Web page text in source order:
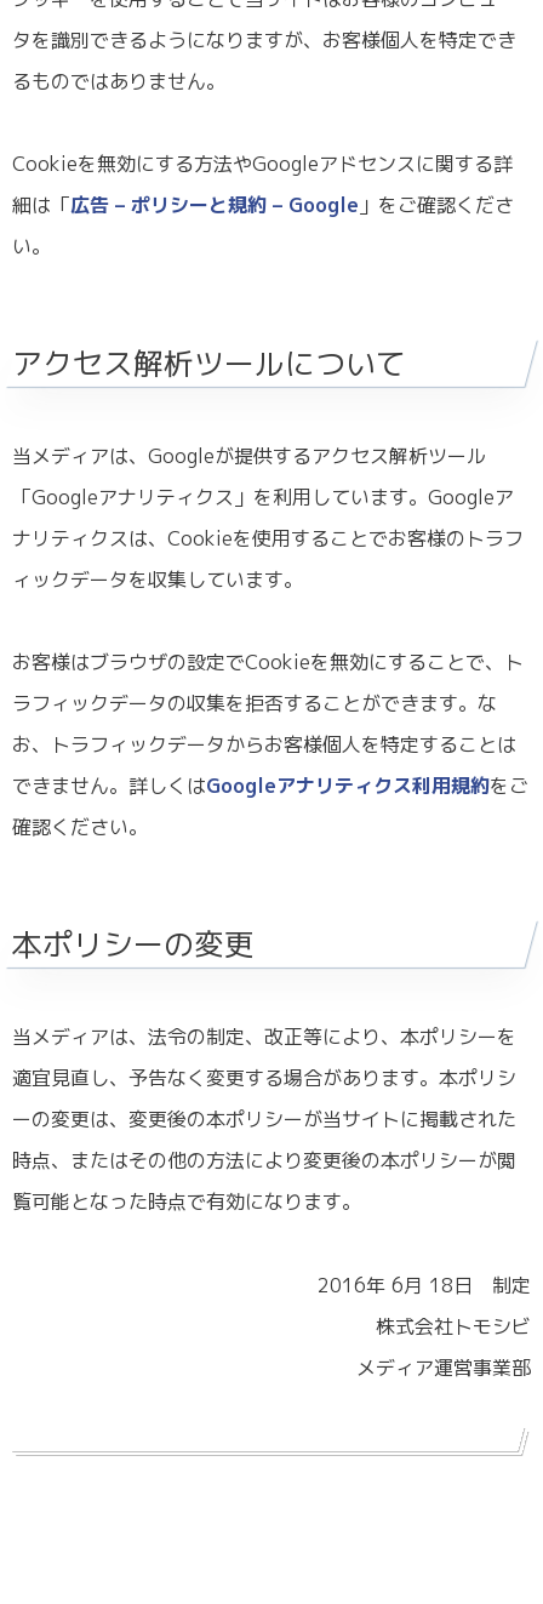
タを識別できるようになりますが、お客様個人を特定でき
るものではありません。
Cookieを無効にする方法やGoogleアドセンスに関する詳
細は「広告 – ポリシーと規約 – Google 」をご確認くださ
い。
アクセス解析ツールについて
当メディアは、Googleが提供するアクセス解析ツール
「Googleアナリティクス」を利用しています。Googleア
ナリティクスは、Cookieを使用することでお客様のトラフ
ィックデータを収集しています。
お客様はブラウザの設定でCookieを無効にすることで、ト
ラフィックデータの収集を拒否することができます。な
お、トラフィックデータからお客様個人を特定することは
できません。詳しくはGoogleアナリティクス利用規約をご
確認ください。
本ポリシーの変更
当メディアは、法令の制定、改正等により、本ポリシーを
適宜見直し、予告なく変更する場合があります。本ポリシ
ーの変更は、変更後の本ポリシーが当サイトに掲載された
時点、またはその他の方法により変更後の本ポリシーが閲
覧可能となった時点で有効になります。
2016年 6月 18日 制定
株式会社トモシビ
メディア運営事業部